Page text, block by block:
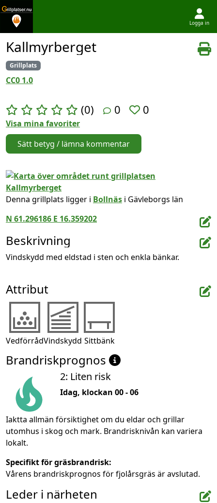
Logga in
Kallmyrberget
Grillplats
CC0 1.0
(0) 0 0
Visa mina favoriter
Sätt betyg / lämna kommentar
Denna grillplats ligger i Bollnäs i Gävleborgs län
N 61.296186 E 16.359202
Beskrivning
Vindskydd med eldstad i sten och enkla bänkar.
Attribut
VedförrådVindskydd Sittbänk
Brandriskprognos
2: Liten risk
Idag, klockan 00 - 06
Iaktta allmän försiktighet om du eldar och grillar
utomhus i skog och mark. Brandrisknivån kan variera
lokalt.
Specifikt för gräsbrandrisk:
Vårens brandriskprognos för fjolårsgräs är avslutad.
Leder i närheten